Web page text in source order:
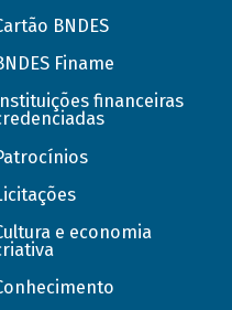
BNDES
Finame
Instituições financeiras
e economia